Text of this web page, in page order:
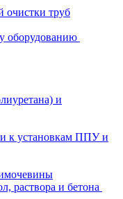
очистки труб
оборудованию
и
к установкам ППУ и
раствора и бетона